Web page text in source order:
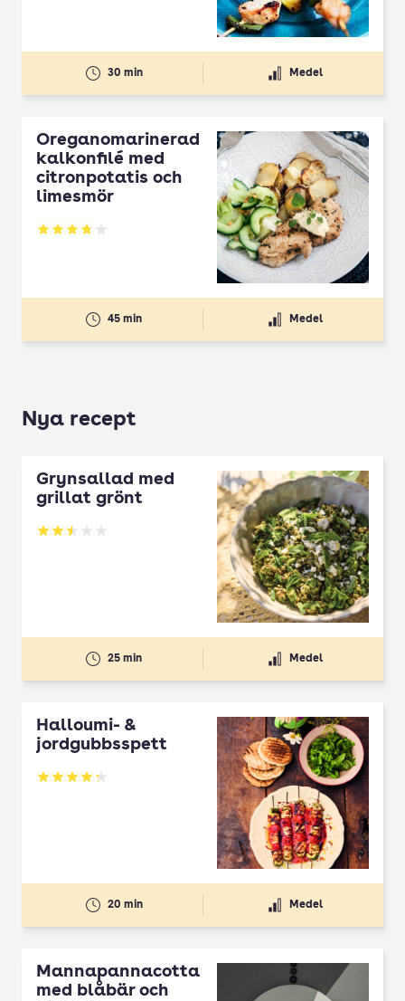
30 min Medel
Oreganomarinerad
kalkonfilé med
citronpotatis och
limesmör
Betyg: 3.83 av 5
45 min Medel
Nya recept
Grynsallad med
grillat grönt
Betyg: 2.5 av 5
25 min Medel
Halloumi- &
jordgubbsspett
Betyg: 4.3 av 5
20 min Medel
Mannapannacotta
med blåbär och